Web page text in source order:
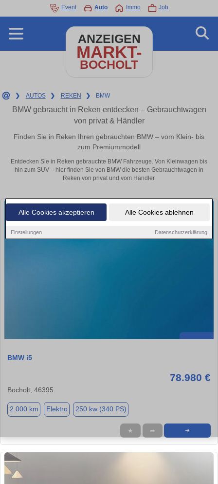
Alle Cookies akzeptieren Alle Cookies ablehnen
Einstellungen Datenschutzerklärung
Event Auto Immo Job
ANZEIGEN
MARKT-
BOCHOLT
❯ AUTOS ❯ REKEN ❯ BMW
BMW gebraucht in Reken entdecken – Gebrauchtwagen
von privat & Händler
Finden Sie in Reken Ihren gebrauchten BMW – vom Klein- bis
zum Premiummodell
Entdecken Sie in Reken gebrauchte BMW Fahrzeuge. Von Kleinwagen bis
hin zum SUV – hier finden Sie von BMW die besten Gebrauchtwagen in
Reken von privat und vom Händler.
BMW i5
78.980 €
Bocholt, 46395
2.000 km Elektro 250 kw (340 PS)
★ ➦ ➜